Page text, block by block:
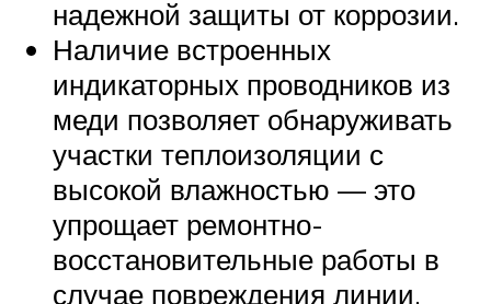
надежной защиты от коррозии.
Наличие встроенных
индикаторных проводников из
меди позволяет обнаруживать
участки теплоизоляции с
высокой влажностью — это
упрощает ремонтно-
восстановительные работы в
случае повреждения линии.